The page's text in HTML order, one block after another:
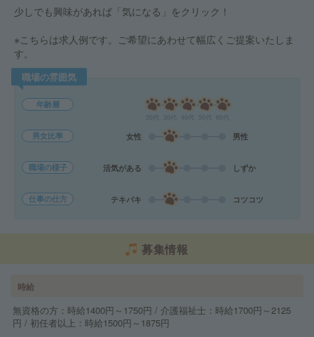
少しでも興味があれば「気になる」をクリック！
※こちらは求人例です。ご希望にあわせて幅広くご提案いたしま
す。
職場の雰囲気
年齢層
男女比率 女性 男性
職場の様子 活気がある しずか
仕事の仕方 テキパキ コツコツ
募集情報
時給
無資格の方：時給1400円～1750円 / 介護福祉士：時給1700円～2125
円 / 初任者以上：時給1500円～1875円